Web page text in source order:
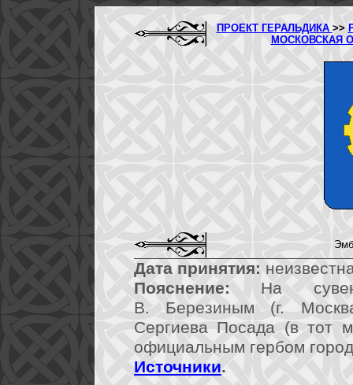
ПРОЕКТ ГЕРАЛЬДИКА >>
МОСКОВСКАЯ
Дата принятия:
Пояснение: На
В. Березиным (г.
Сергиева Посада (в тот
официальным гербом
Источники.